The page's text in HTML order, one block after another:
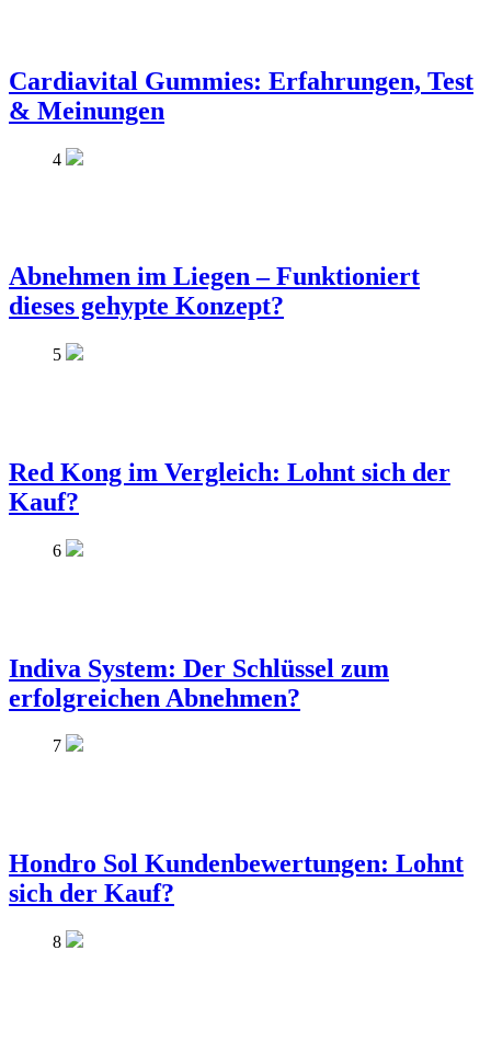
Cardiavital Gummies: Erfahrungen, Test
& Meinungen
4
Abnehmen im Liegen – Funktioniert
dieses gehypte Konzept?
5
Red Kong im Vergleich: Lohnt sich der
Kauf?
6
Indiva System: Der Schlüssel zum
erfolgreichen Abnehmen?
7
Hondro Sol Kundenbewertungen: Lohnt
sich der Kauf?
8